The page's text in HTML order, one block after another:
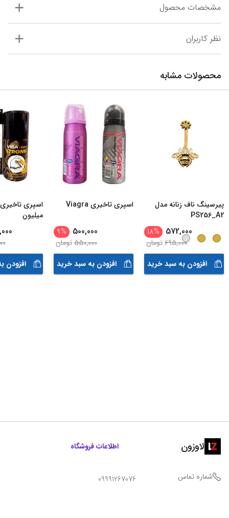
مشخصات محصول
نظر کاربران
محصولات مشابه
پیرسینگ ناف زنانه مدل
PS256_A2
572,000
%
18
695,000تومان
افزودن به سبد خرید
اسپری تاخیری Viagra
500,000
%
9
550,000تومان
افزودن به سبد خرید
میلیون
افزودن
لاوزون اطلاعات فروشگاه
شماره تماس 09991267076